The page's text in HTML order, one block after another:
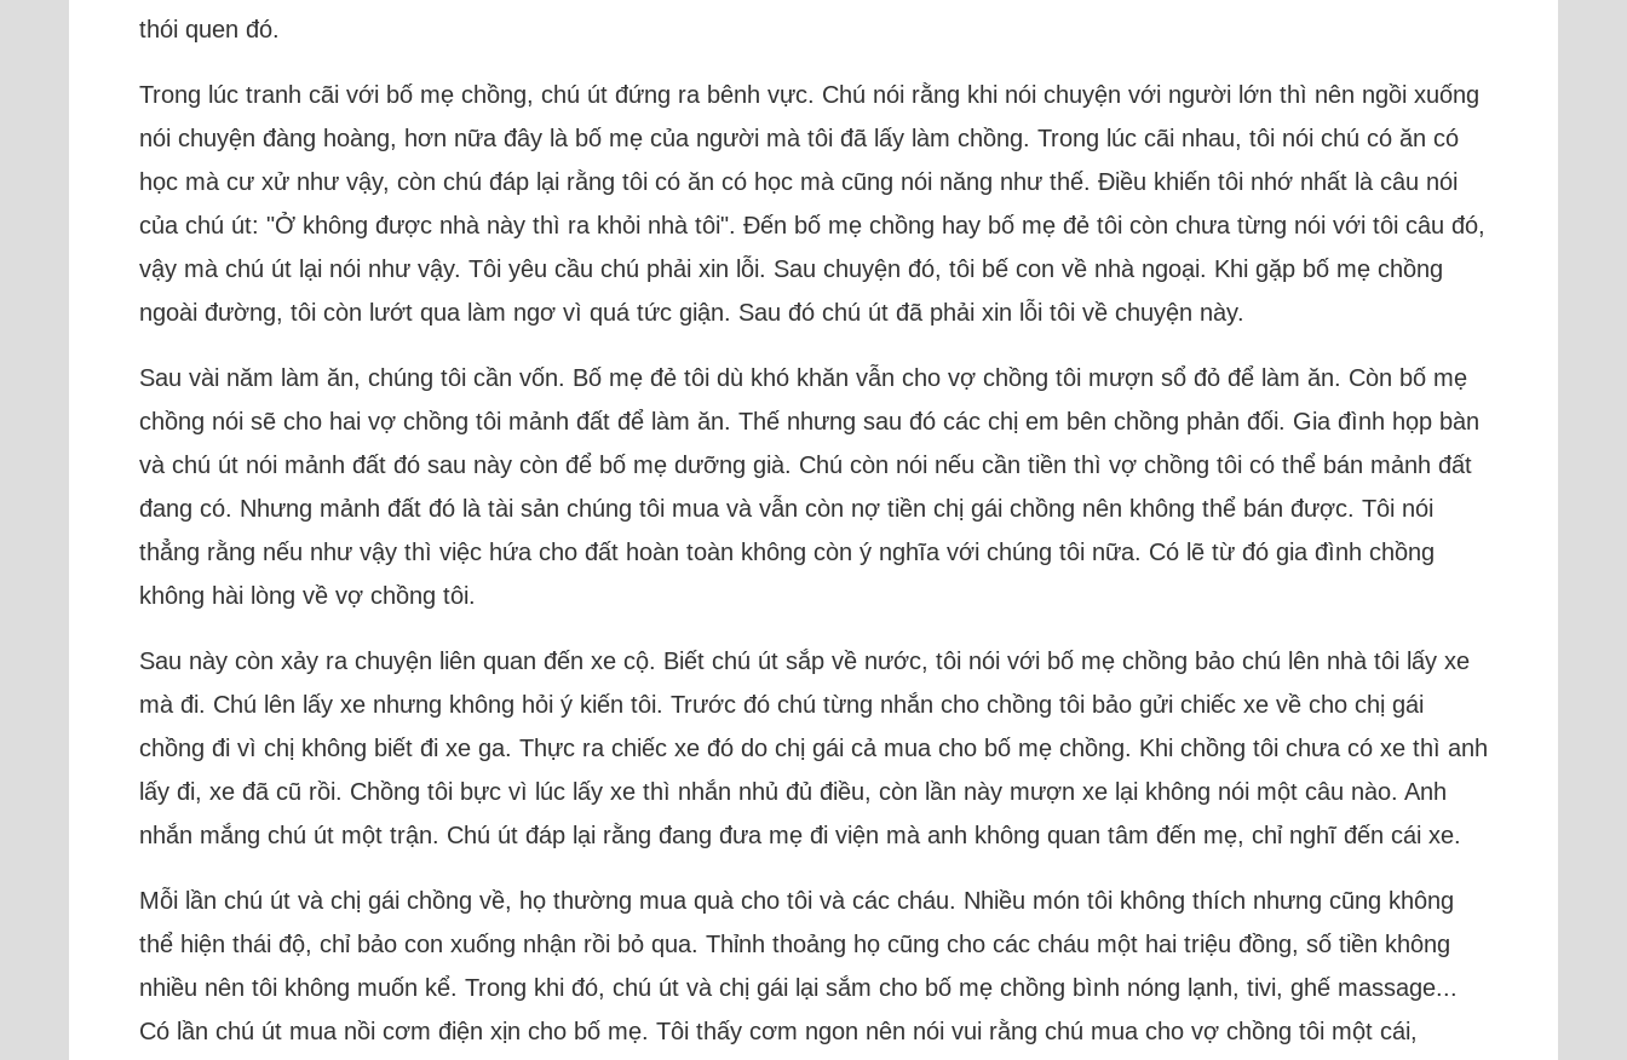
thói quen đó.
Trong lúc tranh cãi với bố mẹ chồng, chú út đứng ra bênh vực. Chú nói rằng khi nói chuyện với người lớn thì nên ngồi xuống
nói chuyện đàng hoàng, hơn nữa đây là bố mẹ của người mà tôi đã lấy làm chồng. Trong lúc cãi nhau, tôi nói chú có ăn có
học mà cư xử như vậy, còn chú đáp lại rằng tôi có ăn có học mà cũng nói năng như thế. Điều khiến tôi nhớ nhất là câu nói
của chú út: "Ở không được nhà này thì ra khỏi nhà tôi". Đến bố mẹ chồng hay bố mẹ đẻ tôi còn chưa từng nói với tôi câu đó,
vậy mà chú út lại nói như vậy. Tôi yêu cầu chú phải xin lỗi. Sau chuyện đó, tôi bế con về nhà ngoại. Khi gặp bố mẹ chồng
ngoài đường, tôi còn lướt qua làm ngơ vì quá tức giận. Sau đó chú út đã phải xin lỗi tôi về chuyện này.
Sau vài năm làm ăn, chúng tôi cần vốn. Bố mẹ đẻ tôi dù khó khăn vẫn cho vợ chồng tôi mượn sổ đỏ để làm ăn. Còn bố mẹ
chồng nói sẽ cho hai vợ chồng tôi mảnh đất để làm ăn. Thế nhưng sau đó các chị em bên chồng phản đối. Gia đình họp bàn
và chú út nói mảnh đất đó sau này còn để bố mẹ dưỡng già. Chú còn nói nếu cần tiền thì vợ chồng tôi có thể bán mảnh đất
đang có. Nhưng mảnh đất đó là tài sản chúng tôi mua và vẫn còn nợ tiền chị gái chồng nên không thể bán được. Tôi nói
thẳng rằng nếu như vậy thì việc hứa cho đất hoàn toàn không còn ý nghĩa với chúng tôi nữa. Có lẽ từ đó gia đình chồng
không hài lòng về vợ chồng tôi.
Sau này còn xảy ra chuyện liên quan đến xe cộ. Biết chú út sắp về nước, tôi nói với bố mẹ chồng bảo chú lên nhà tôi lấy xe
mà đi. Chú lên lấy xe nhưng không hỏi ý kiến tôi. Trước đó chú từng nhắn cho chồng tôi bảo gửi chiếc xe về cho chị gái
chồng đi vì chị không biết đi xe ga. Thực ra chiếc xe đó do chị gái cả mua cho bố mẹ chồng. Khi chồng tôi chưa có xe thì anh
lấy đi, xe đã cũ rồi. Chồng tôi bực vì lúc lấy xe thì nhắn nhủ đủ điều, còn lần này mượn xe lại không nói một câu nào. Anh
nhắn mắng chú út một trận. Chú út đáp lại rằng đang đưa mẹ đi viện mà anh không quan tâm đến mẹ, chỉ nghĩ đến cái xe.
Mỗi lần chú út và chị gái chồng về, họ thường mua quà cho tôi và các cháu. Nhiều món tôi không thích nhưng cũng không
thể hiện thái độ, chỉ bảo con xuống nhận rồi bỏ qua. Thỉnh thoảng họ cũng cho các cháu một hai triệu đồng, số tiền không
nhiều nên tôi không muốn kể. Trong khi đó, chú út và chị gái lại sắm cho bố mẹ chồng bình nóng lạnh, tivi, ghế massage...
Có lần chú út mua nồi cơm điện xịn cho bố mẹ. Tôi thấy cơm ngon nên nói vui rằng chú mua cho vợ chồng tôi một cái,